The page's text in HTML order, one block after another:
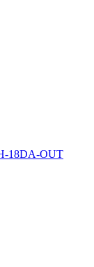
18DA-OUT